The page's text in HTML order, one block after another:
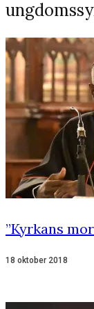
”Kyrkans
18 oktober 2018